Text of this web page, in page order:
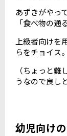
あずきがやっ
「食べ物の
上級者向けを
らをチョイス。
（ちょっと
うなので良し
幼児向け